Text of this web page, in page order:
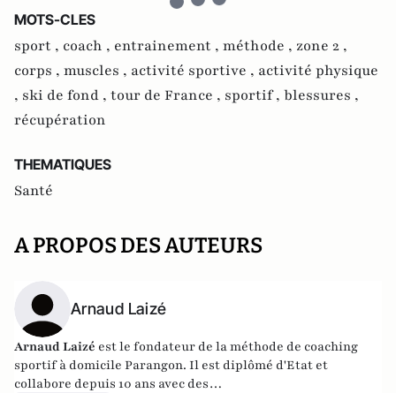
MOTS-CLES
sport , coach , entrainement , méthode , zone 2 ,
corps , muscles , activité sportive , activité physique
, ski de fond , tour de France , sportif , blessures ,
récupération
THEMATIQUES
Santé
A PROPOS DES AUTEURS
Arnaud Laizé
Arnaud Laizé est le fondateur de la méthode de coaching
sportif à domicile Parangon. Il est diplômé d'Etat et
collabore depuis 10 ans avec des